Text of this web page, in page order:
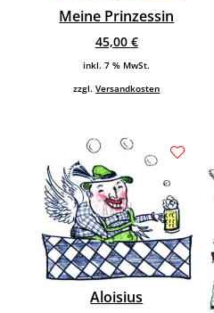
Meine Prinzessin
45,00 €
inkl. 7 % MwSt.
zzgl.Versandkosten
Aloisius